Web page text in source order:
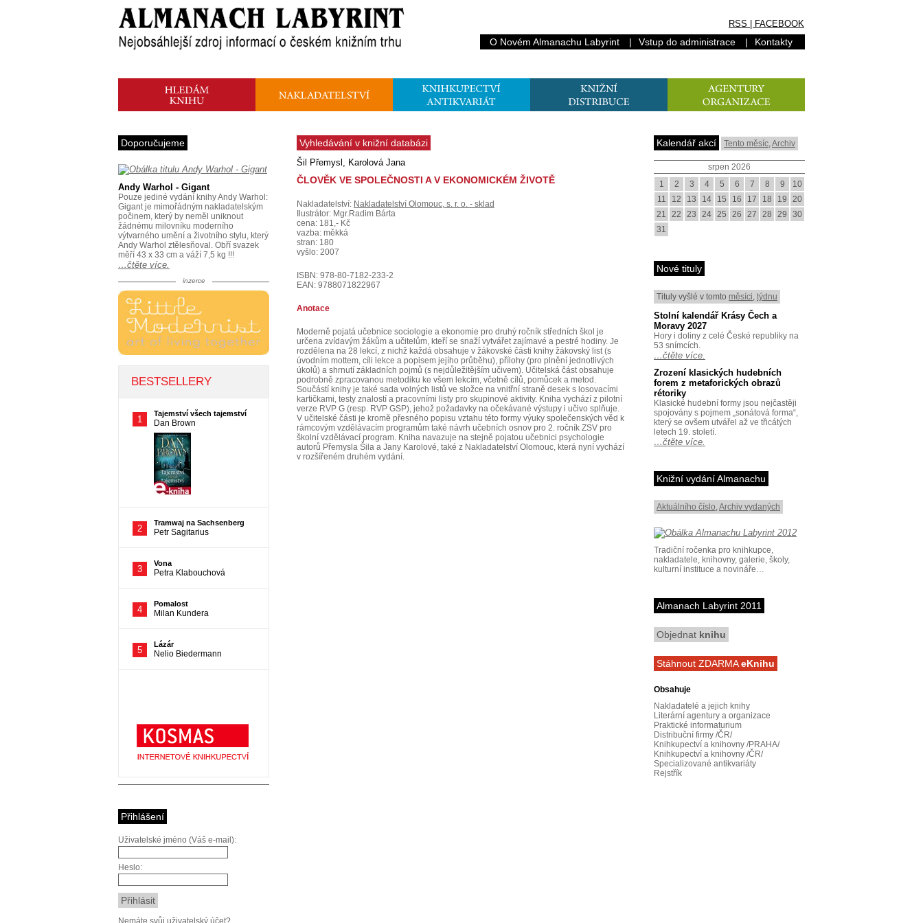
RSS FACEBOOK
O Novém Almanachu Labyrint | Vstup do administrace | Kontakty
Vyhledávání v knižní databázi
Šil Přemysl, Karolová Jana
ČLOVĚK VE SPOLEČNOSTI A V EKONOMICKÉM ŽIVOTĚ
Nakladatelství: Nakladatelství Olomouc, s. r. o. - sklad
Ilustrátor: Mgr.Radim Bárta
cena: 181,- Kč
vazba: měkká
stran: 180
vyšlo: 2007
ISBN: 978-80-7182-233-2
EAN: 9788071822967
Anotace
Moderně pojatá učebnice sociologie a ekonomie pro druhý ročník středních škol je
určena zvídavým žákům a učitelům, kteří se snaží vytvářet zajímavé a pestré hodiny. Je
rozdělena na 28 lekcí, z nichž každá obsahuje v žákovské části knihy žákovský list (s
úvodním mottem, cíli lekce a popisem jejího průběhu), přílohy (pro plnění jednotlivých
úkolů) a shrnutí základních pojmů (s nejdůležitějším učivem). Učitelská část obsahuje
podrobně zpracovanou metodiku ke všem lekcím, včetně cílů, pomůcek a metod.
Součástí knihy je také sada volných listů ve složce na vnitřní straně desek s losovacími
kartičkami, testy znalostí a pracovními listy pro skupinové aktivity. Kniha vychází z pilotní
verze RVP G (resp. RVP GSP), jehož požadavky na očekávané výstupy i učivo splňuje.
V učitelské části je kromě přesného popisu vztahu této formy výuky společenských věd k
rámcovým vzdělávacím programům také návrh učebních osnov pro 2. ročník ZSV pro
školní vzdělávací program. Kniha navazuje na stejně pojatou učebnici psychologie
autorů Přemysla Šila a Jany Karolové, také z Nakladatelství Olomouc, která nyní vychází
v rozšířeném druhém vydání.
Doporučujeme
Andy Warhol - Gigant
Pouze jediné vydání knihy Andy Warhol:
Gigant je mimořádným nakladatelským
počinem, který by neměl uniknout
žádnému milovníku moderního
výtvarného umění a životního stylu, který
Andy Warhol ztělesňoval. Obří svazek
měří 43 x 33 cm a váží 7,5 kg !!!
…čtěte více.
inzerce
Přihlášení
Uživatelské jméno (Váš e-mail):
Heslo:
Nemáte svůj uživatelský účet?
Kalendář akcí Tento měsíc,Archiv
srpen 2026
1
2 3 4 5 6 7 8 9
10
11
12 13 14 15 16 17 18 19
20
21
22 23 24 25 26 27 28 29
30
31
Nové tituly
Tituly vyšlé v tomto měsíci, týdnu
Stolní kalendář Krásy Čech a
Moravy 2027
Hory i doliny z celé České republiky na
53 snímcích.
…čtěte více.
Zrození klasických hudebních
forem z metaforických obrazů
rétoriky
Klasické hudební formy jsou nejčastěji
spojovány s pojmem „sonátová forma“,
který se ovšem utvářel až ve třicátých
letech 19. století.
…čtěte více.
Knižní vydání Almanachu
Aktuálního číslo,Archiv vydaných
Tradiční ročenka pro knihkupce,
nakladatele, knihovny, galerie, školy,
kulturní instituce a novináře…
Almanach Labyrint 2011
Objednat knihu
Stáhnout ZDARMAeKnihu
Obsahuje
Nakladatelé a jejich knihy
Literární agentury a organizace
Praktické informaturium
Distribuční firmy /ČR/
Knihkupectví a knihovny /PRAHA/
Knihkupectví a knihovny /ČR/
Specializované antikvariáty
Rejstřík